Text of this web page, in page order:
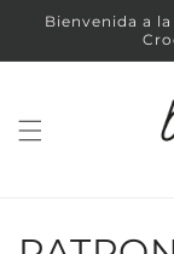
directamente
Bienvenida a